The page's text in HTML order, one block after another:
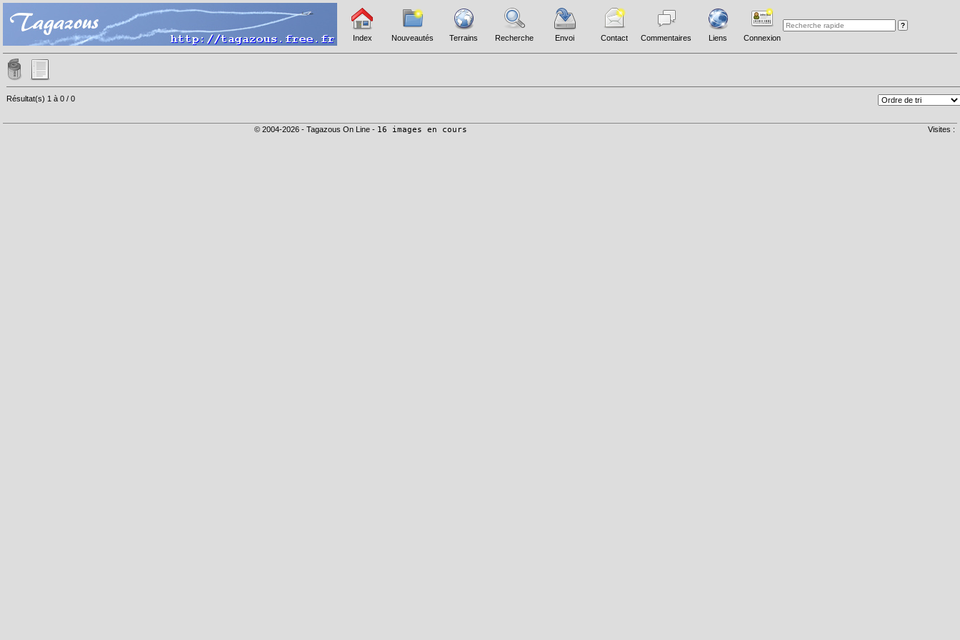
Index Nouveautés Terrains Recherche Envoi Contact Commentaires Liens Connexion
Résultat(s) 1 à 0 / 0
© 2004-2026 - Tagazous On Line - 16 images en cours Visites :